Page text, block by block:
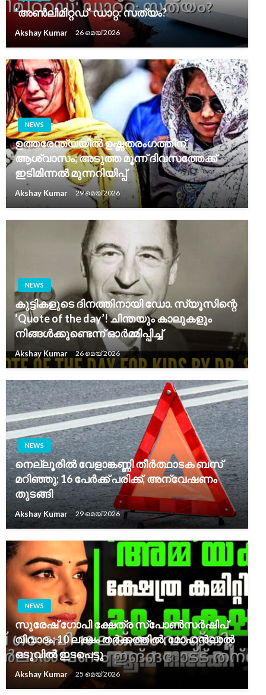
‘അൺലിമിറ്റഡ്’ ഡാറ്റ: സത്യം?
Akshay Kumar 26 മെയ്‌ 2026
NEWS
ഉത്തരേന്ത്യയിൽ ഉഷ്ണതരംഗത്തിന്
ആശ്വാസം; അടുത്ത മൂന്ന് ദിവസത്തേക്ക്
ഇടിമിന്നൽ മുന്നറിയിപ്പ്
Akshay Kumar 29 മെയ്‌ 2026
NEWS
കുട്ടികളുടെ ദിനത്തിനായി ഡോ. സ്യൂസിന്റെ
‘Quote of the day’! ചിന്തയും കാലുകളും
നിങ്ങൾക്കുണ്ടെന്ന് ഓർമ്മിപ്പിച്ച്
Akshay Kumar 26 മെയ്‌ 2026
NEWS
നെല്ലൂരിൽ വേളാങ്കണ്ണി തീർത്ഥാടക ബസ്
മറിഞ്ഞു; 16 പേർക്ക് പരിക്ക്, അന്വേഷണം
തുടങ്ങി
Akshay Kumar 29 മെയ്‌ 2026
NEWS
സുരേഷ് ഗോപി ക്ഷേത്ര സ്‌പോൺസർഷിപ്‌
വിവാദം: 10 ലക്ഷം തർക്കത്തിൽ; മോഹൻലാൽ
ഒടുവിൽ ഇടപെട്ടു
Akshay Kumar 25 മെയ്‌ 2026